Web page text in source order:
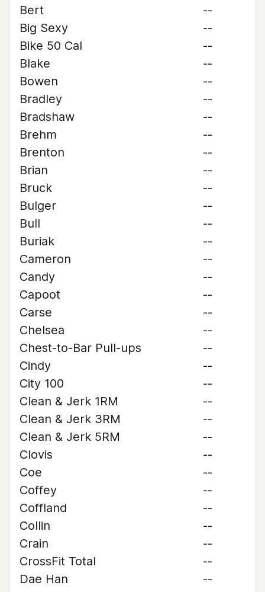
Bert
--
Big Sexy
--
Bike 50 Cal
--
Blake
--
Bowen
--
Bradley
--
Bradshaw
--
Brehm
--
Brenton
--
Brian
--
Bruck
--
Bulger
--
Bull
--
Buriak
--
Cameron
--
Candy
--
Capoot
--
Carse
--
Chelsea
--
Chest-to-Bar Pull-ups
--
Cindy
--
City 100
--
Clean & Jerk 1RM
--
Clean & Jerk 3RM
--
Clean & Jerk 5RM
--
Clovis
--
Coe
--
Coffey
--
Coffland
--
Collin
--
Crain
--
CrossFit Total
--
Dae Han
--